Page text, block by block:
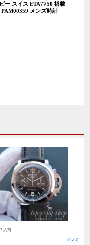
ー スイス ETA7750 搭載
メンズ時計
入荷
メンズ